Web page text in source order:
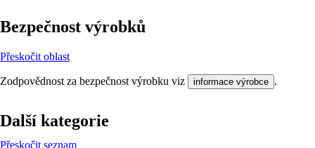
Bezpečnost výrobků
Přeskočit oblast
Zodpovědnost za bezpečnost výrobku viz informace výrobce .
Další kategorie
Přeskočit seznam